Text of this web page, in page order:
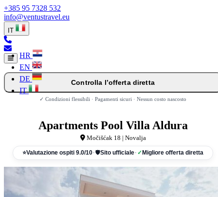
+385 95 7328 532
info@ventustravel.eu
IT
HR
EN
DE
IT
Controlla l’offerta diretta
✓ Condizioni flessibili · Pagamenti sicuri · Nessun costo nascosto
Apartments Pool Villa Aldura
Močišćak 18 | Novalja
⭐Valutazione ospiti 9.0/10·🛡Sito ufficiale· ✓ Migliore offerta diretta